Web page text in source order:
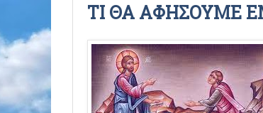
ΠΕΡΙΟΔΟΣ 2016 - 2017
ΠΕΡΙΟΔΟΣ 2015 - 2016
ΤΙ ΘΑ ΑΦΗΣΟΥΜΕ